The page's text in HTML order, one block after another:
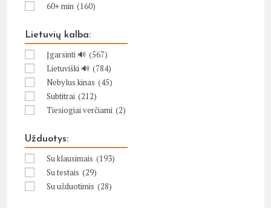
60+ min (160)
Lietuvių kalba:
Įgarsinti 🔊 (567)
Lietuviški 🔊 (784)
Nebylus kinas (45)
Subtitrai (212)
Tiesiogiai verčiami (2)
Užduotys:
Su klausimais (193)
Su testais (29)
Su užduotimis (28)